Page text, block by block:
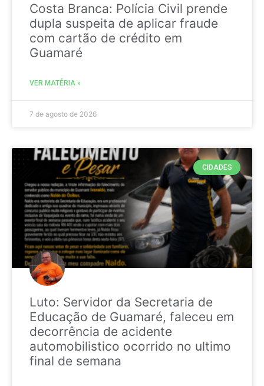
Costa Branca: Polícia Civil prende
dupla suspeita de aplicar fraude
com cartão de crédito em
Guamaré
VER MATÉRIA »
7 de agosto de 2026
CIDADES
Luto: Servidor da Secretaria de
Educação de Guamaré, faleceu em
decorrência de acidente
automobilistico ocorrido no ultimo
final de semana